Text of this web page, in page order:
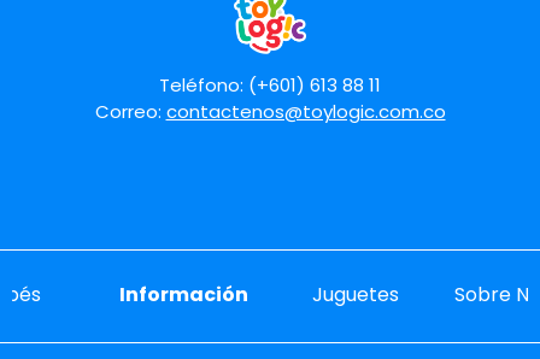
Enviar comentario
Teléfono: (+601) 613 88 11
Correo: contactenos@toylogic.com.co
Información Juguetes Sobre